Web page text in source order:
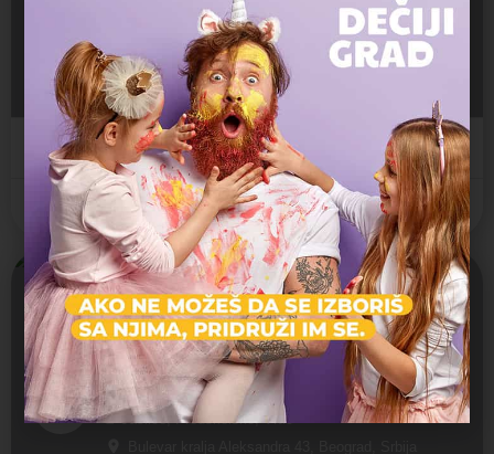
Jaslice, Predškolsko, Vrtić
Mitkov Kladenac 11b, Beograd, Srbija
Privatni vrtić
Zvezdara
Meče 3
Jaslice, Predškolsko, Vrtić
Zatvoreno